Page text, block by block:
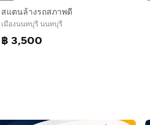
สแตนล้างรถสภาพดี
เมืองนนทบุรี นนทบุรี
฿ 3,500